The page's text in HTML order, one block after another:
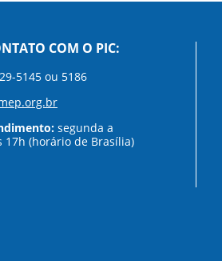
COM O PIC:
5145 ou 5186
segunda a
17h (horário de Brasília)